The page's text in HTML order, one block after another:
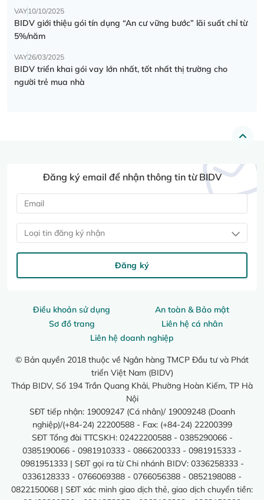
VAY10/10/2025
BIDV giới thiệu gói tín dụng “An cư vững bước” lãi suất chỉ từ
5%/năm
VAY26/03/2025
BIDV triển khai gói vay lớn nhất, tốt nhất thị trường cho
người trẻ mua nhà
Điều khoản sử dụng
An toàn & Bảo mật
Sơ đồ trang
Liên hệ cá nhân
Liên hệ doanh nghiệp
© Bản quyền 2018 thuộc về Ngân hàng TMCP Đầu tư và Phát
triển Việt Nam (BIDV)
Tháp BIDV, Số 194 Trần Quang Khải, Phường Hoàn Kiếm, TP Hà
Nội
SĐT tiếp nhận: 19009247 (Cá nhân)/ 19009248 (Doanh
nghiệp)/(+84-24) 22200588 - Fax: (+84-24) 22200399
SĐT Tổng đài TTCSKH: 02422200588 - 0385290066 -
0385190066 - 0981910333 - 0866200333 - 0981915333 -
0981951333 | SĐT gọi ra từ Chi nhánh BIDV: 0336258333 -
0336128333 - 0766069388 - 0766056388 - 0852198088 -
0822150068 | SĐT xác minh giao dịch thẻ, giao dịch chuyển tiền:
Đăng ký email để nhận thông tin từ BIDV
Loại tin đăng ký nhận
Đăng ký